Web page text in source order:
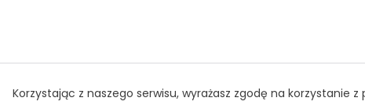
Polityka Prywatności © Prawa autorskie Dante 2021
Korzystając z naszego serwisu, wyrażasz zgodę na korzystanie